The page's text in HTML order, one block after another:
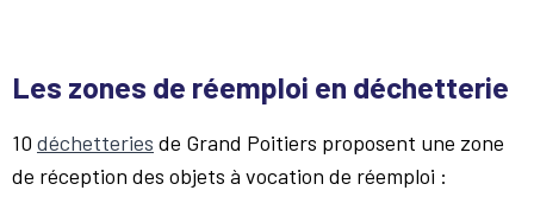
Les zones de réemploi en déchetterie
10 déchetteries de Grand Poitiers proposent une zone
de réception des objets à vocation de réemploi :